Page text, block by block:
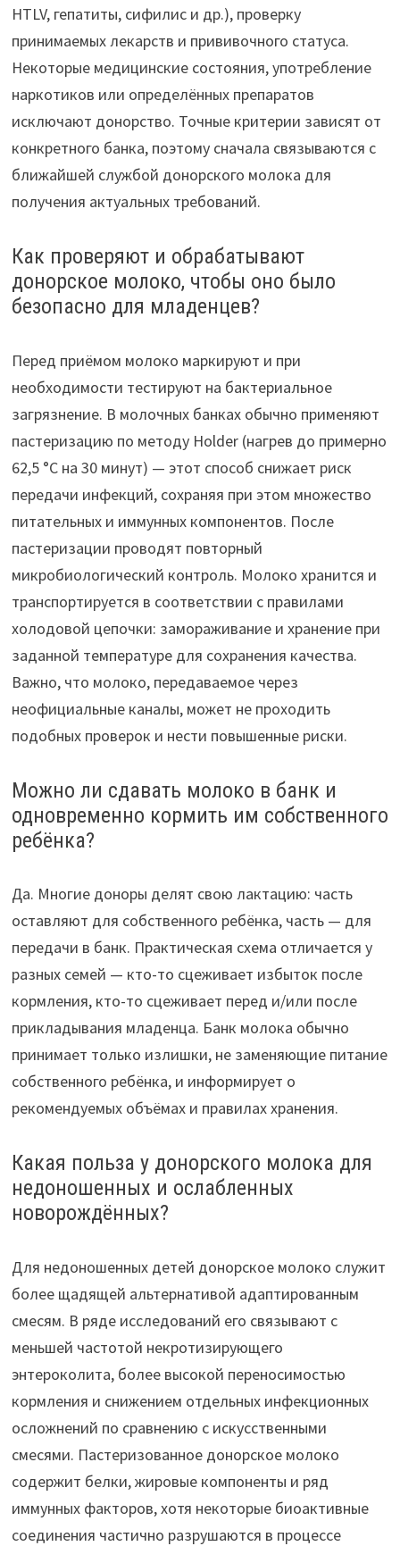
HTLV, гепатиты, сифилис и др.), проверку
принимаемых лекарств и прививочного статуса.
Некоторые медицинские состояния, употребление
наркотиков или определённых препаратов
исключают донорство. Точные критерии зависят от
конкретного банка, поэтому сначала связываются с
ближайшей службой донорского молока для
получения актуальных требований.
Как проверяют и обрабатывают
донорское молоко, чтобы оно было
безопасно для младенцев?
Перед приёмом молоко маркируют и при
необходимости тестируют на бактериальное
загрязнение. В молочных банках обычно применяют
пастеризацию по методу Holder (нагрев до примерно
62,5 °C на 30 минут) — этот способ снижает риск
передачи инфекций, сохраняя при этом множество
питательных и иммунных компонентов. После
пастеризации проводят повторный
микробиологический контроль. Молоко хранится и
транспортируется в соответствии с правилами
холодовой цепочки: замораживание и хранение при
заданной температуре для сохранения качества.
Важно, что молоко, передаваемое через
неофициальные каналы, может не проходить
подобных проверок и нести повышенные риски.
Можно ли сдавать молоко в банк и
одновременно кормить им собственного
ребёнка?
Да. Многие доноры делят свою лактацию: часть
оставляют для собственного ребёнка, часть — для
передачи в банк. Практическая схема отличается у
разных семей — кто-то сцеживает избыток после
кормления, кто-то сцеживает перед и/или после
прикладывания младенца. Банк молока обычно
принимает только излишки, не заменяющие питание
собственного ребёнка, и информирует о
рекомендуемых объёмах и правилах хранения.
Какая польза у донорского молока для
недоношенных и ослабленных
новорождённых?
Для недоношенных детей донорское молоко служит
более щадящей альтернативой адаптированным
смесям. В ряде исследований его связывают с
меньшей частотой некротизирующего
энтероколита, более высокой переносимостью
кормления и снижением отдельных инфекционных
осложнений по сравнению с искусственными
смесями. Пастеризованное донорское молоко
содержит белки, жировые компоненты и ряд
иммунных факторов, хотя некоторые биоактивные
соединения частично разрушаются в процессе